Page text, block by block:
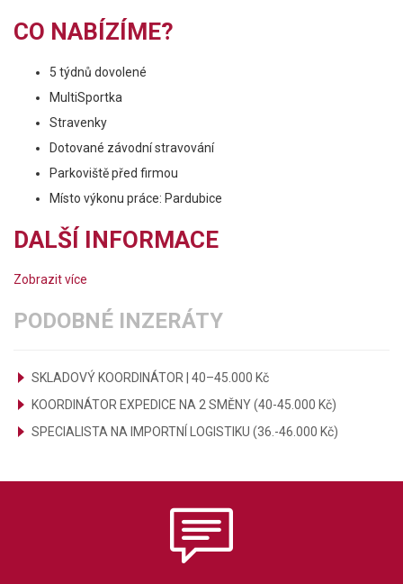
CO NABÍZÍME?
5 týdnů dovolené
MultiSportka
Stravenky
Dotované závodní stravování
Parkoviště před firmou
Místo výkonu práce: Pardubice
DALŠÍ INFORMACE
Zobrazit více
PODOBNÉ INZERÁTY
SKLADOVÝ KOORDINÁTOR | 40–45.000 Kč
KOORDINÁTOR EXPEDICE NA 2 SMĚNY (40-45.000 Kč)
SPECIALISTA NA IMPORTNÍ LOGISTIKU (36.-46.000 Kč)